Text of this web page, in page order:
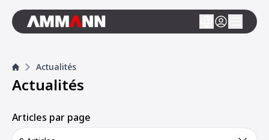
Actualités
Actualités
Articles par page